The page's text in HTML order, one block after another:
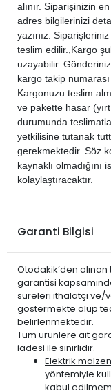
PEUGEOT
307
PEUGEOT
307
PEUGEOT
307
PEUGEOT
307
PEUGEOT
307
PEUGEOT
307
PEUGEOT
308
PEUGEOT
308
PEUGEOT
308
PEUGEOT
308
PEUGEOT
5008
alınır. Siparişinizin
adres bilgilerinizi
yazınız.
teslim edilir., Kargo
uzayabilir.
kargo takip
Kargonuzu teslim
ve pakette hasar
durumunda
yetkilisine tutanak
gerekmektedir. Söz
kaynaklı olmadığını
kolaylaştıracaktır.
Garanti Bilgisi
Otodakik’den
garantisi
süreleri ithalatçı
göstermekte olup
belirlenmektedir.
Tüm ürünlere ait
iadesi ile sınırlıdır.
Elektrik
yöntemiyle
kabul